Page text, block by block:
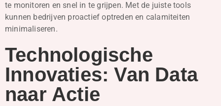
te monitoren en snel in te grijpen. Met de juiste tools
kunnen bedrijven proactief optreden en calamiteiten
minimaliseren.
Technologische
Innovaties: Van Data
naar Actie